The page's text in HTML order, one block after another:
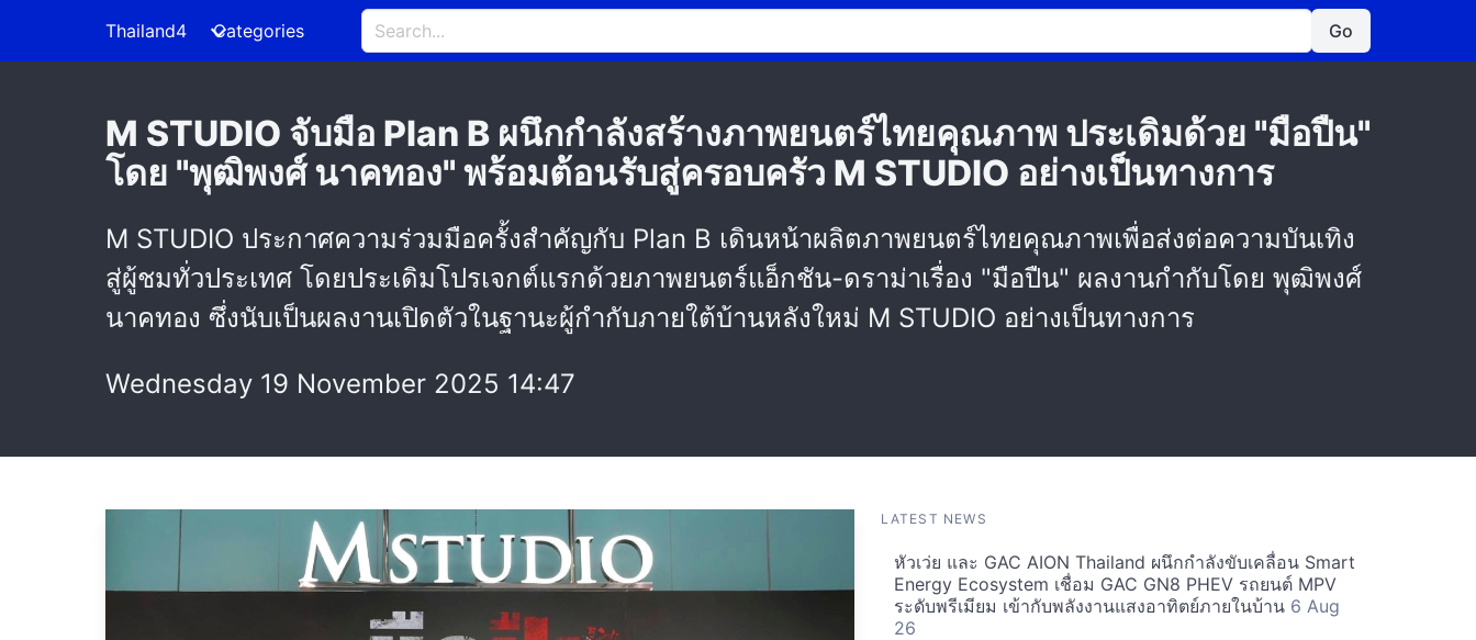
Thailand4 Categories Go
M STUDIO จับมือ Plan B ผนึกกำลังสร้างภาพยนตร์ไทยคุณภาพ ประเดิมด้วย "มือปืน"
โดย "พุฒิพงศ์ นาคทอง" พร้อมต้อนรับสู่ครอบครัว M STUDIO อย่างเป็นทางการ
M STUDIO ประกาศความร่วมมือครั้งสำคัญกับ Plan B เดินหน้าผลิตภาพยนตร์ไทยคุณภาพเพื่อส่งต่อความบันเทิง
สู่ผู้ชมทั่วประเทศ โดยประเดิมโปรเจกต์แรกด้วยภาพยนตร์แอ็กชัน-ดราม่าเรื่อง "มือปืน" ผลงานกำกับโดย พุฒิพงศ์
นาคทอง ซึ่งนับเป็นผลงานเปิดตัวในฐานะผู้กำกับภายใต้บ้านหลังใหม่ M STUDIO อย่างเป็นทางการ
Wednesday 19 November 2025 14:47
LATEST NEWS
หัวเว่ย และ GAC AION Thailand ผนึกกำลังขับเคลื่อน Smart
Energy Ecosystem เชื่อม GAC GN8 PHEV รถยนต์ MPV
ระดับพรีเมียม เข้ากับพลังงานแสงอาทิตย์ภายในบ้าน 6 Aug
26